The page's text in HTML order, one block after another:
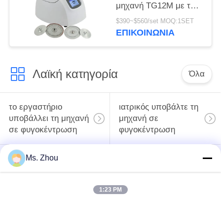
μηχανή TG12M με το
σύστημα
αυτοδιάγνωσης
$390~$560/set MOQ:1SET
ΕΠΙΚΟΙΝΩΝΊΑ
Λαϊκή κατηγορία Όλα
το εργαστήριο
υποβάλλει τη μηχανή
σε φυγοκέντρωση
ιατρικός υποβάλτε τη
μηχανή σε
φυγοκέντρωση
PRP PRF υποβάλλει
υποβάλτε τη μηχανή
Ms. Zhou
1:23 PM